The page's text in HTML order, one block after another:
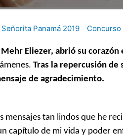
Señorita Panamá 2019
Mehr Eliezer, abrió su corazón
Tras la repercusión de
de agradecimiento.
mensajes tan lindos que he
capítulo de mi vida y poder